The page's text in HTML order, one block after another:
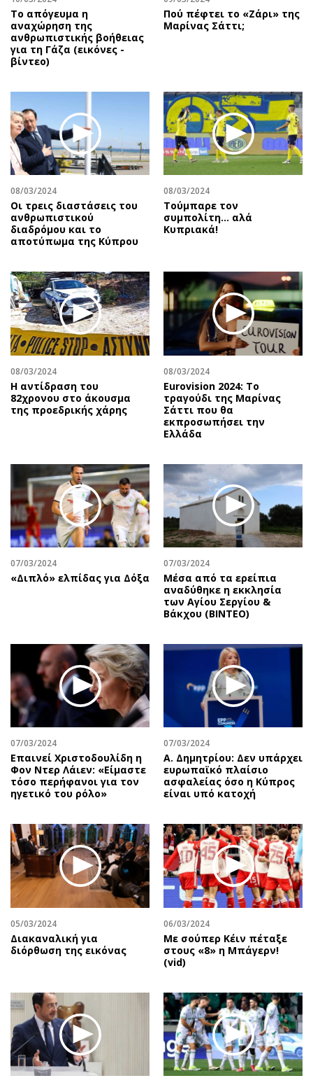
Το απόγευμα η
αναχώρηση της
ανθρωπιστικής βοήθειας
για τη Γάζα (εικόνες -
βίντεο)
Πού πέφτει το «Ζάρι» της
Μαρίνας Σάττι;
08/03/2024
Οι τρεις διαστάσεις του
ανθρωπιστικού
διαδρόμου και το
αποτύπωμα της Κύπρου
08/03/2024
Τούμπαρε τον
συμπολίτη… αλά
Κυπριακά!
08/03/2024
Η αντίδραση του
82χρονου στο άκουσμα
της προεδρικής χάρης
08/03/2024
Eurovision 2024: Το
τραγούδι της Μαρίνας
Σάττι που θα
εκπροσωπήσει την
Ελλάδα
07/03/2024
«Διπλό» ελπίδας για Δόξα
07/03/2024
Μέσα από τα ερείπια
αναδύθηκε η εκκλησία
των Αγίου Σεργίου &
Βάκχου (ΒΙΝΤΕΟ)
07/03/2024
Επαινεί Χριστοδουλίδη η
Φον Ντερ Λάιεν: «Είμαστε
τόσο περήφανοι για τον
ηγετικό του ρόλο»
07/03/2024
Α. Δημητρίου: Δεν υπάρχει
ευρωπαϊκό πλαίσιο
ασφαλείας όσο η Κύπρος
είναι υπό κατοχή
05/03/2024
Διακαναλική για
διόρθωση της εικόνας
06/03/2024
Με σούπερ Κέιν πέταξε
στους «8» η Μπάγερν!
(vid)